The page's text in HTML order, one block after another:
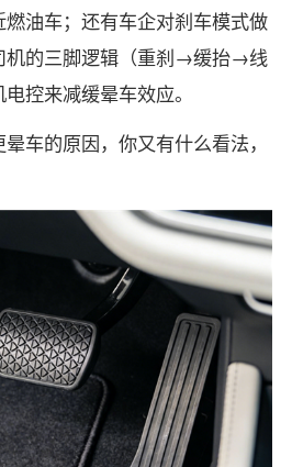
油车；还有车企对刹车模式做
机的三脚逻辑（重刹→缓抬→线
控来减缓晕车效应。
车的原因，你又有什么看法，